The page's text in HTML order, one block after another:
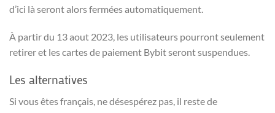
d’ici là seront alors fermées automatiquement.
À partir du 13 aout 2023, les utilisateurs pourront seulement
retirer et les cartes de paiement Bybit seront suspendues.
Les alternatives
Si vous êtes français, ne désespérez pas, il reste de